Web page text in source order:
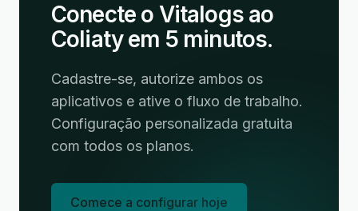
Conecte o Vitalogs ao
Coliaty em 5 minutos.
Cadastre-se, autorize ambos os
aplicativos e ative o fluxo de trabalho.
Configuração personalizada gratuita
com todos os planos.
Comece a configurar hoje